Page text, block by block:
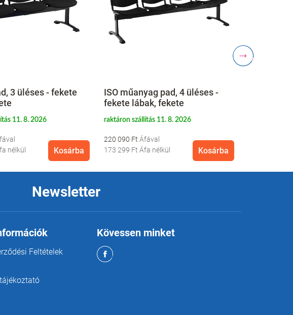
3 üléses - fekete
11. 8. 2026
nélkül Kosárba
ISO műanyag pad, 4 üléses -
fekete lábak, fekete
raktáron szállítás 11. 8. 2026
220 090 Ft
173 299 Ft Áfa nélkül Kosárba
Newsletter
Feltételek
Kövessen minket